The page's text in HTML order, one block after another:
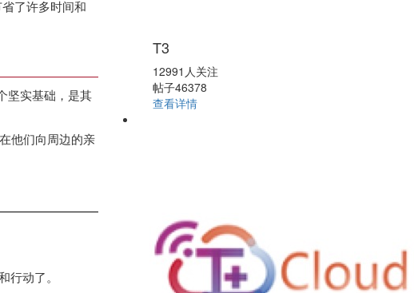
了许多时间和
坚实基础，是其
他们向周边的亲
行动了。
T3
12991人关注
帖子46378
查看详情